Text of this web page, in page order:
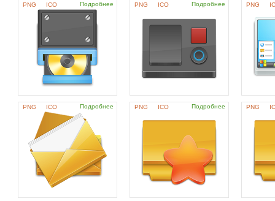
PNG ICO Подробнее PNG ICO Подробнее PNG
PNG ICO Подробнее PNG ICO Подробнее PNG